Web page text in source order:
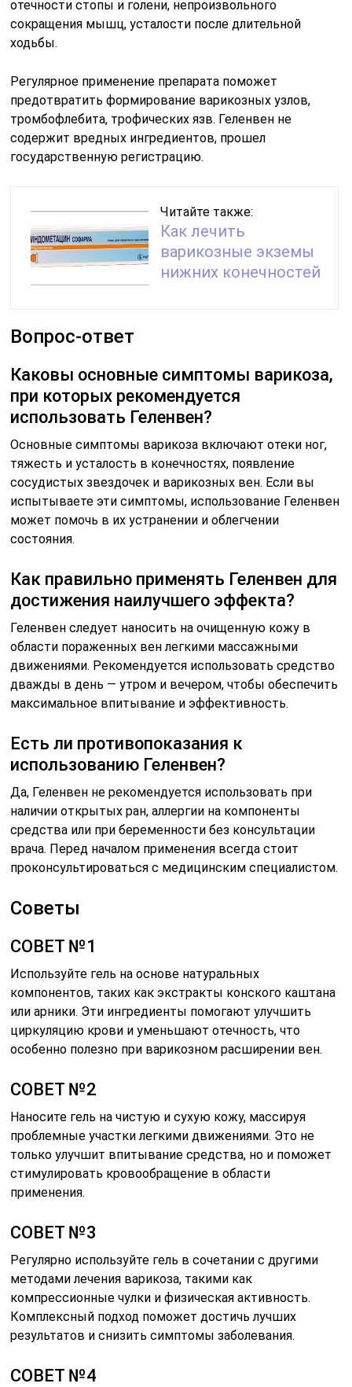
отечности стопы и голени, непроизвольного
сокращения мышц, усталости после длительной
ходьбы.
Регулярное применение препарата поможет
предотвратить формирование варикозных узлов,
тромбофлебита, трофических язв. Геленвен не
содержит вредных ингредиентов, прошел
государственную регистрацию.
Читайте также:
Как лечить
варикозные экземы
нижних конечностей
Вопрос-ответ
Каковы основные симптомы варикоза,
при которых рекомендуется
использовать Геленвен?
Основные симптомы варикоза включают отеки ног,
тяжесть и усталость в конечностях, появление
сосудистых звездочек и варикозных вен. Если вы
испытываете эти симптомы, использование Геленвен
может помочь в их устранении и облегчении
состояния.
Как правильно применять Геленвен для
достижения наилучшего эффекта?
Геленвен следует наносить на очищенную кожу в
области пораженных вен легкими массажными
движениями. Рекомендуется использовать средство
дважды в день — утром и вечером, чтобы обеспечить
максимальное впитывание и эффективность.
Есть ли противопоказания к
использованию Геленвен?
Да, Геленвен не рекомендуется использовать при
наличии открытых ран, аллергии на компоненты
средства или при беременности без консультации
врача. Перед началом применения всегда стоит
проконсультироваться с медицинским специалистом.
Советы
СОВЕТ №1
Используйте гель на основе натуральных
компонентов, таких как экстракты конского каштана
или арники. Эти ингредиенты помогают улучшить
циркуляцию крови и уменьшают отечность, что
особенно полезно при варикозном расширении вен.
СОВЕТ №2
Наносите гель на чистую и сухую кожу, массируя
проблемные участки легкими движениями. Это не
только улучшит впитывание средства, но и поможет
стимулировать кровообращение в области
применения.
СОВЕТ №3
Регулярно используйте гель в сочетании с другими
методами лечения варикоза, такими как
компрессионные чулки и физическая активность.
Комплексный подход поможет достичь лучших
результатов и снизить симптомы заболевания.
СОВЕТ №4